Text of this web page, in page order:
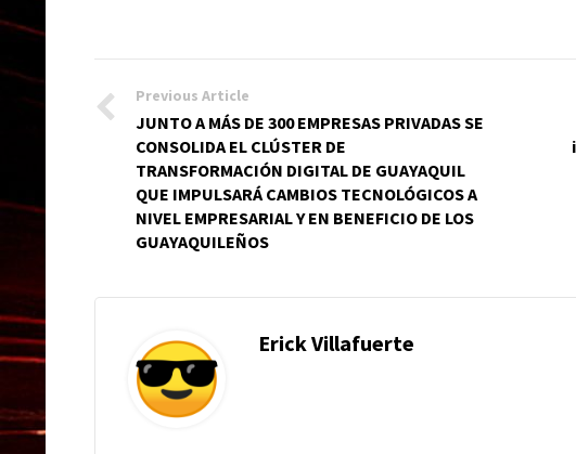
Previous Article
JUNTO A MÁS DE 300 EMPRESAS PRIVADAS SE
CONSOLIDA EL CLÚSTER DE
TRANSFORMACIÓN DIGITAL DE GUAYAQUIL
QUE IMPULSARÁ CAMBIOS TECNOLÓGICOS A
NIVEL EMPRESARIAL Y EN BENEFICIO DE LOS
GUAYAQUILEÑOS
Erick Villafuerte